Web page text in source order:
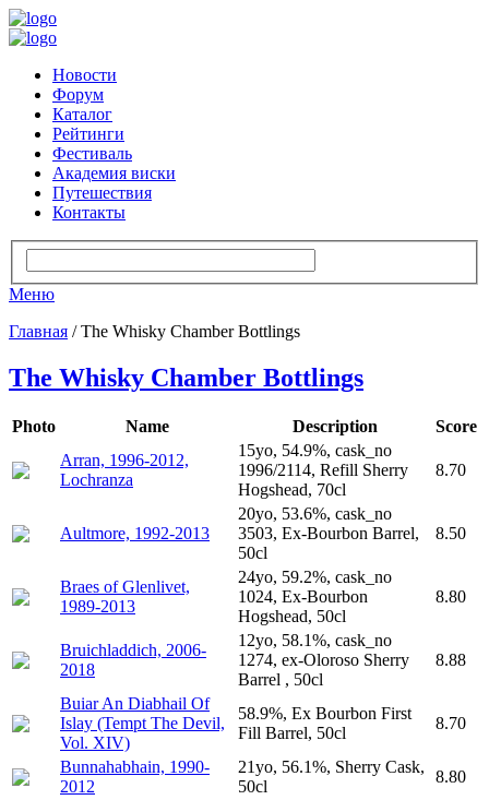
Новости
Форум
Каталог
Рейтинги
Фестиваль
Академия виски
Путешествия
Контакты
Меню
Главная / The Whisky Chamber Bottlings
The Whisky Chamber Bottlings
Photo Name Description
Score
Arran, 1996-2012,
Lochranza
15yo, 54.9%, cask_no
1996/2114, Refill Sherry
Hogshead, 70cl
8.70
Aultmore, 1992-2013
20yo, 53.6%, cask_no
3503, Ex-Bourbon Barrel,
50cl
8.50
Braes of Glenlivet,
1989-2013
24yo, 59.2%, cask_no
1024, Ex-Bourbon
Hogshead, 50cl
8.80
Bruichladdich, 2006-
2018
12yo, 58.1%, cask_no
1274, ex-Oloroso Sherry
Barrel , 50cl
8.88
Buiar An Diabhail Of
Islay (Tempt The Devil,
Vol. XIV)
58.9%, Ex Bourbon First
Fill Barrel, 50cl
8.70
Bunnahabhain, 1990-
2012
21yo, 56.1%, Sherry Cask,
50cl
8.80